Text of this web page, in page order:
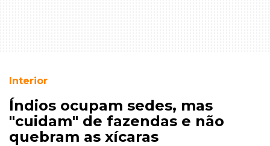
Interior
Índios ocupam sedes, mas
"cuidam" de fazendas e não
quebram as xícaras